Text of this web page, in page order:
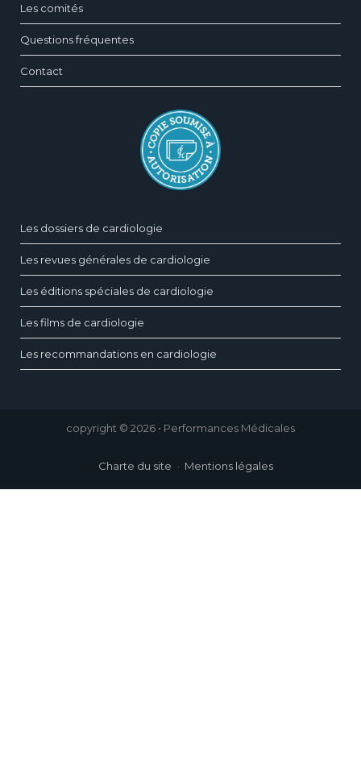
Les comités
Questions fréquentes
Contact
Les dossiers de cardiologie
Les revues générales de cardiologie
Les éditions spéciales de cardiologie
Les films de cardiologie
Les recommandations en cardiologie
copyright © 2026 • Performances Médicales
Charte du site Mentions légales